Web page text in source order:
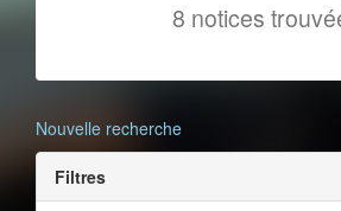
8 notices
Nouvelle recherche
Filtres